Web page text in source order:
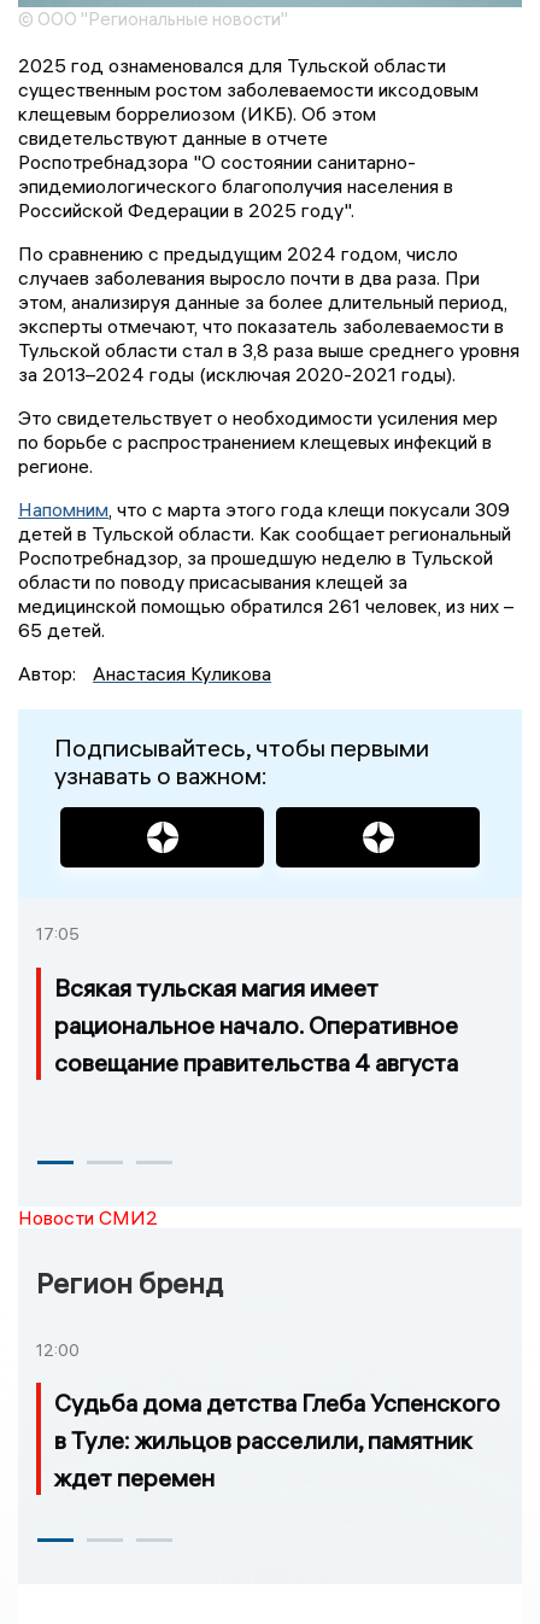
© ООО "Региональные новости"
2025 год ознаменовался для Тульской области
существенным ростом заболеваемости иксодовым
клещевым боррелиозом (ИКБ). Об этом
свидетельствуют данные в отчете
Роспотребнадзора "О состоянии санитарно-
эпидемиологического благополучия населения в
Российской Федерации в 2025 году".
По сравнению с предыдущим 2024 годом, число
случаев заболевания выросло почти в два раза. При
этом, анализируя данные за более длительный период,
эксперты отмечают, что показатель заболеваемости в
Тульской области стал в 3,8 раза выше среднего уровня
за 2013–2024 годы (исключая 2020-2021 годы).
Это свидетельствует о необходимости усиления мер
по борьбе с распространением клещевых инфекций в
регионе.
Напомним , что с марта этого года клещи покусали 309
детей в Тульской области. Как сообщает региональный
Роспотребнадзор, за прошедшую неделю в Тульской
области по поводу присасывания клещей за
медицинской помощью обратился 261 человек, из них –
65 детей.
Автор:
Анастасия Куликова
Подписывайтесь, чтобы первыми
узнавать о важном:
17:05
Всякая тульская магия имеет
рациональное начало. Оперативное
совещание правительства 4 августа
Новости СМИ2
Регион бренд
12:00
Судьба дома детства Глеба Успенского
в Туле: жильцов расселили, памятник
ждет перемен